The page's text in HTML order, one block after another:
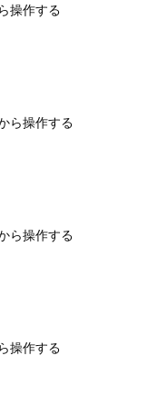
操作する
ら操作する
ら操作する
操作する